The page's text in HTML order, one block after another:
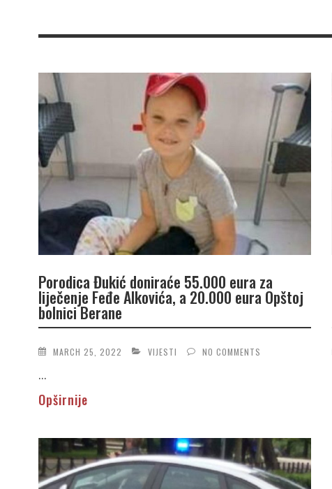
Porodica Đukić doniraće 55.000 eura za
liječenje Feđe Alkovića, a 20.000 eura Opštoj
bolnici Berane
MARCH 25, 2022 VIJESTI NO COMMENTS
...
Opširnije